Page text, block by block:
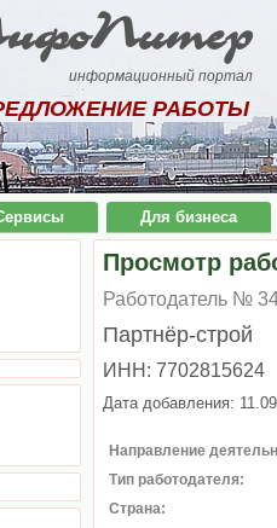
информационный портал
РАБОТЫ
Для бизнеса
Просмотр
Работодатель №
Партнёр-строй
ИНН: 7702815624
Дата добавления:
Направление
Тип работодателя:
Страна: